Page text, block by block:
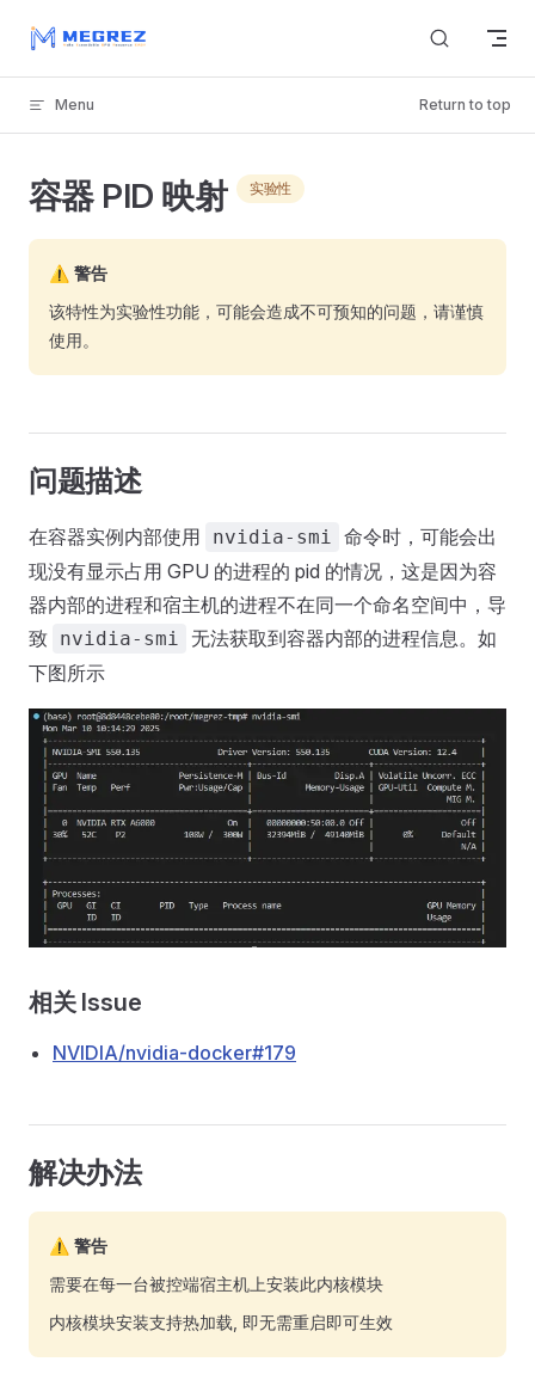
Skip to content
Menu Return to top
容器 PID 映射 实验性
⚠️ 警告
该特性为实验性功能，可能会造成不可预知的问题，请谨慎
使用。
问题描述
在容器实例内部使用 nvidia-smi 命令时，可能会出
现没有显示占用 GPU 的进程的 pid 的情况，这是因为容
器内部的进程和宿主机的进程不在同一个命名空间中，导
致 nvidia-smi 无法获取到容器内部的进程信息。如
下图所示
相关 Issue
NVIDIA/nvidia-docker#179
解决办法
⚠️ 警告
需要在每一台被控端宿主机上安装此内核模块
内核模块安装支持热加载, 即无需重启即可生效